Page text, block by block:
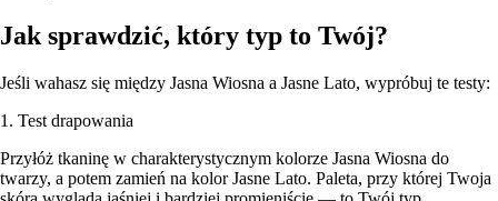
Jak sprawdzić, który typ to Twój?
Jeśli wahasz się między Jasna Wiosna a Jasne Lato, wypróbuj te testy:
1. Test drapowania
Przyłóż tkaninę w charakterystycznym kolorze Jasna Wiosna do
twarzy, a potem zamień na kolor Jasne Lato. Paleta, przy której Twoja